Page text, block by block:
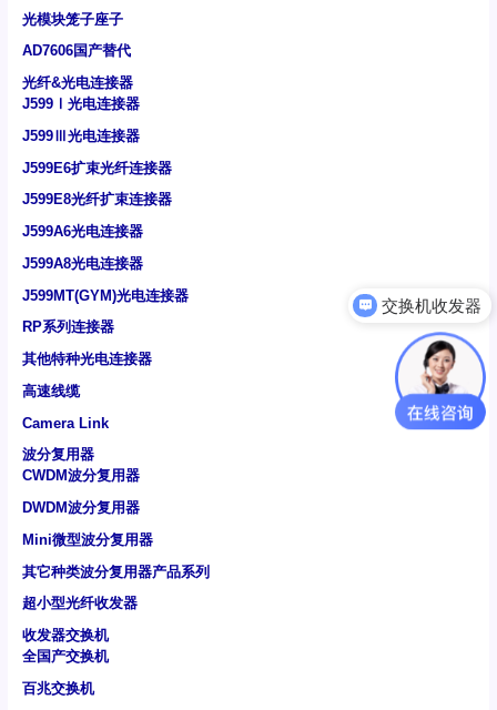
光模块笼子座子
AD7606国产替代
光纤&光电连接器
J599Ⅰ光电连接器
J599Ⅲ光电连接器
J599E6扩束光纤连接器
J599E8光纤扩束连接器
J599A6光电连接器
J599A8光电连接器
J599MT(GYM)光电连接器
RP系列连接器
其他特种光电连接器
高速线缆
Camera Link
波分复用器
CWDM波分复用器
DWDM波分复用器
Mini微型波分复用器
其它种类波分复用器产品系列
超小型光纤收发器
收发器交换机
全国产交换机
百兆交换机
交换机收发器